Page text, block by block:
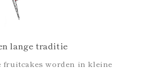
lange traditie
fruitcakes worden in kleine